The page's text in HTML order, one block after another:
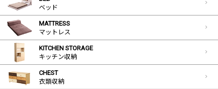
ベッド
MATTRESS
マットレス
KITCHEN STORAGE
キッチン収納
CHEST
衣類収納